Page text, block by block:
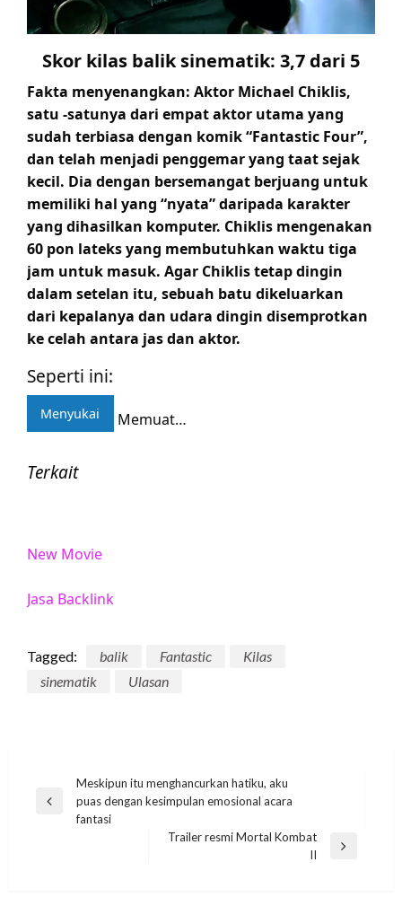
Skor kilas balik sinematik: 3,7 dari 5
Fakta menyenangkan: Aktor Michael Chiklis,
satu -satunya dari empat aktor utama yang
sudah terbiasa dengan komik “Fantastic Four”,
dan telah menjadi penggemar yang taat sejak
kecil. Dia dengan bersemangat berjuang untuk
memiliki hal yang “nyata” daripada karakter
yang dihasilkan komputer. Chiklis mengenakan
60 pon lateks yang membutuhkan waktu tiga
jam untuk masuk. Agar Chiklis tetap dingin
dalam setelan itu, sebuah batu dikeluarkan
dari kepalanya dan udara dingin disemprotkan
ke celah antara jas dan aktor.
Seperti ini:
Menyukai Memuat…
Terkait
New Movie
Jasa Backlink
Tagged: balik Fantastic
Kilas
sinematik
Ulasan
navigation
Previous
Meskipun itu menghancurkan hatiku, aku
puas dengan kesimpulan emosional acara
fantasi
Trailer resmi Mortal Kombat
II